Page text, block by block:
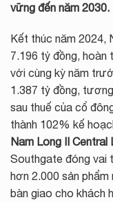
vững đến năm 2030.
Kết thúc năm 2024,
7.196 tỷ đồng, hoàn
với cùng kỳ năm
1.387 tỷ đồng,
sau thuế của cổ
thành 102% kế
Nam Long II Central
Southgate đóng vai
hơn 2.000 sản
bàn giao cho khách